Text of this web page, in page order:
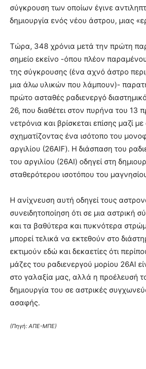
σύγκρουση των οποίων έγινε
δημιουργία ενός νέου άστρου, μιας
Τώρα, 348 χρόνια μετά την πρώτη
σημείο εκείνο -όπου πλέον
της σύγκρουσης (ένα αχνό άστρο
μια άλω υλικών που λάμπουν)-
πρώτο ασταθές ραδιενεργό
26, που διαθέτει στον πυρήνα του 13
νετρόνια και βρίσκεται επίσης μαζί
σχηματίζοντας ένα ισότοπο του
αργιλίου (26AIF). Η διάσπαση του
του αργιλίου (26ΑΙ) οδηγεί στη
σταθερότερου ισοτόπου του
Η ανίχνευση αυτή οδηγεί τους
συνειδητοποίηση ότι σε μια αστρική
και τα βαθύτερα και πυκνότερα
μπορεί τελικά να εκτεθούν στο
εκτιμούν εδώ και δεκαετίες ότι
μάζες του ραδιενεργού μορίου 26ΑΙ
στο γαλαξία μας, αλλά η προέλευσή
δημιουργία του σε αστρικές
ασαφής.
(Πηγή: ΑΠΕ-ΜΠΕ)